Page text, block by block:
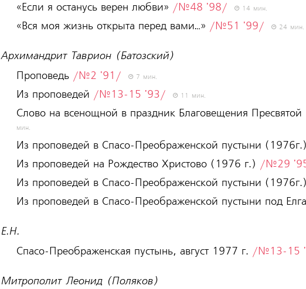
«Если я останусь верен любви» /№48 '98/ 14 мин.
«Вся моя жизнь открыта перед вами…» /№51 '99/ 24 мин.
Архимандрит Таврион (Батозский)
Проповедь /№2 '91/ 7 мин.
Из проповедей /№13-15 '93/ 11 мин.
Слово на всенощной в праздник Благовещения
мин.
Из проповедей в Спасо-Преображенской пустыни (1976г.)
Из проповедей на Рождество Христово (1976 г.) /№29
Из проповедей в Спасо-Преображенской пустыни (1976г.)
Из проповедей в Спасо-Преображенской пустыни под
Е.Н.
Спасо-Преображенская пустынь, август 1977 г. /№13-15
Митрополит Леонид (Поляков)